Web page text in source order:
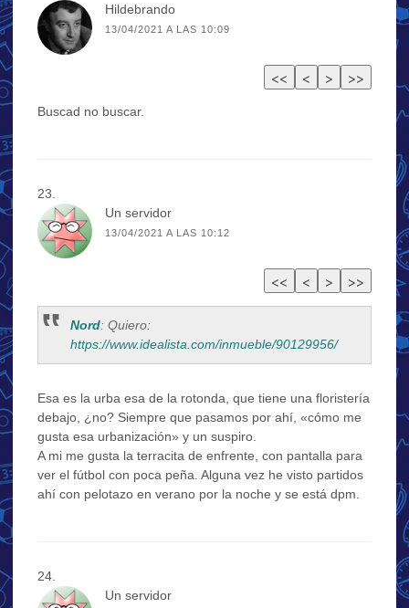
Hildebrando
13/04/2021 A LAS 10:09
Buscad no buscar.
Un servidor
13/04/2021 A LAS 10:12
Nord: Quiero:
https://www.idealista.com/inmueble/90129956/
Esa es la urba esa de la rotonda, que tiene una floristería
debajo, ¿no? Siempre que pasamos por ahí, «cómo me
gusta esa urbanización» y un suspiro.
A mi me gusta la terracita de enfrente, con pantalla para
ver el fútbol con poca peña. Alguna vez he visto partidos
ahí con pelotazo en verano por la noche y se está dpm.
Un servidor